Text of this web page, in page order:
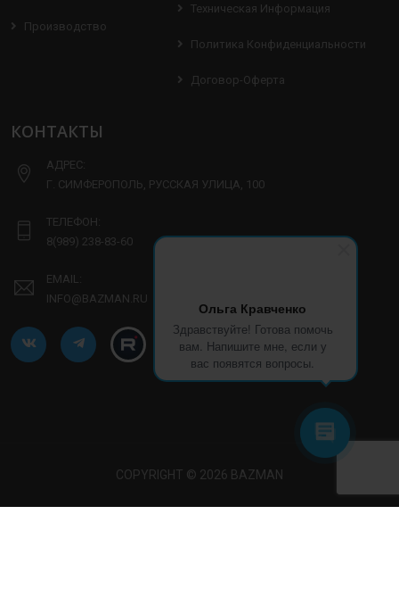
Ольга Кравченко
Здравствуйте! Готова помочь
вам. Напишите мне, если у
вас появятся вопросы.
Производство
Техническая Информация
Политика Конфиденциальности
Договор-Оферта
КОНТАКТЫ
АДРЕС:
Г. СИМФЕРОПОЛЬ, РУССКАЯ УЛИЦА, 100
ТЕЛЕФОН:
8(989) 238-83-60
EMAIL:
INFO@BAZMAN.RU
COPYRIGHT © 2026 BAZMAN